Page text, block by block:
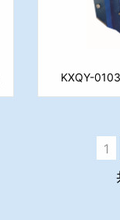
KXQY-
1